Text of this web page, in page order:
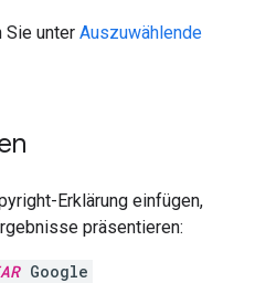
Sie unter Auszuwählende
Erklärung einfügen,
präsentieren:
Google